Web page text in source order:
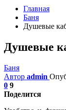
Главная
Баня
Душевые
Душевые
Баня
Автор admin
0 9
Поделится